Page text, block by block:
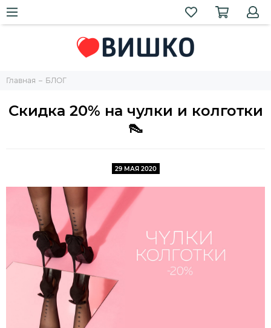
Главная БЛОГ
Скидка 20% на чулки и колготки
👠
29 МАЯ 2020